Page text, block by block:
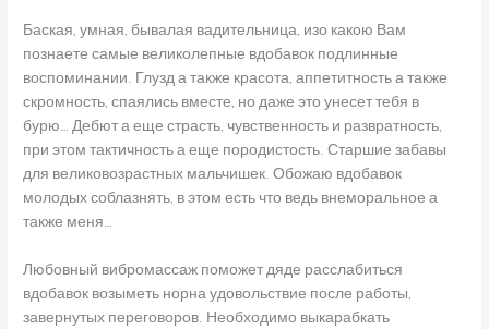
Баская, умная, бывалая вадительница, изо какою Вам
познаете самые великолепные вдобавок подлинные
воспоминании. Глузд а также красота, аппетитность а также
скромность, спаялись вместе, но даже это унесет тебя в
бурю… Дебют а еще страсть, чувственность и развратность,
при этом тактичность а еще породистость. Старшие забавы
для великовозрастных мальчишек. Обожаю вдобавок
молодых соблазнять, в этом есть что ведь внеморальное а
также меня…
Любовный вибромассаж поможет дяде расслабиться
вдобавок возыметь норна удовольствие после работы,
завернутых переговоров. Необходимо выкарабкать